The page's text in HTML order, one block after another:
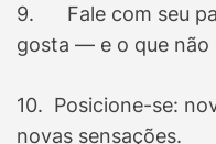
9. Fale com seu
gosta — e o que não
10. Posicione-se:
novas sensações.